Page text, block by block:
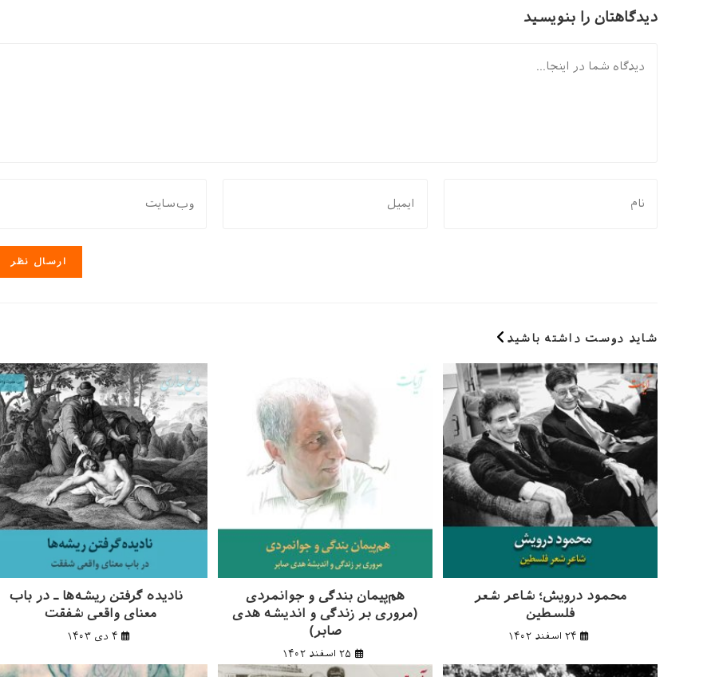
دیدگاهتان را بنویسید
نظر
وارد
کنید
نظر
وب
شاید دوست داشته باشید
نادیده گرفتن ریشه‌ها ـ در باب
معنای واقعی شفقت
۴ دی ۱۴۰۳
هم‌پیمان بندگی و جوانمردی
(مروری بر زندگی و اندیشه هدی
صابر)
۲۵ اسفند ۱۴۰۲
محمود درویش؛ شاعر شعر
فلسطین
۲۴ اسفند ۱۴۰۲